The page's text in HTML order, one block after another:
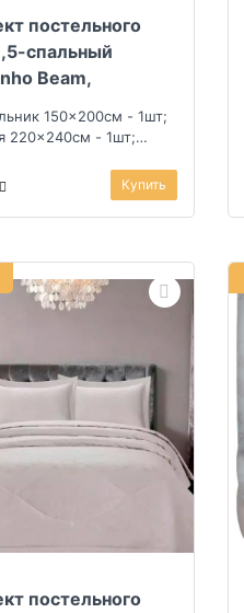
постельного
спальный
Beam,
150x200см - 1шт;
220x240см - 1шт;
Купить
постельного